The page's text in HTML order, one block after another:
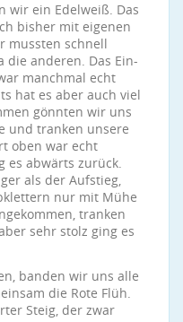
wir ein Edelweiß. Das
bisher mit eigenen
mussten schnell
anderen. Das Ein-
manchmal echt
hat es aber auch viel
gönnten wir uns
und tranken unsere
oben war echt
es abwärts zurück.
als der Aufstieg,
nur mit Mühe
tranken
sehr stolz ging es
banden wir uns alle
die Rote Flüh.
Steig, der zwar